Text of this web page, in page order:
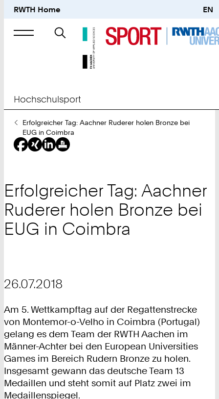
RWTH Home EN
Suche
nach
Hochschulsport
Sie
sind
hier:
Erfolgreicher Tag: Aachner Ruderer holen Bronze bei
EUG in Coimbra
Erfolgreicher Tag: Aachner
Ruderer holen Bronze bei
EUG in Coimbra
26.07.2018
Am 5. Wettkampftag auf der Regattenstrecke
von Montemor-o-Velho in Coimbra (Portugal)
gelang es dem Team der RWTH Aachen im
Männer-Achter bei den European Universities
Games im Bereich Rudern Bronze zu holen.
Insgesamt gewann das deutsche Team 13
Medaillen und steht somit auf Platz zwei im
Medaillenspiegel.